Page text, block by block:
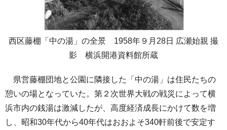
西区藤棚「中の湯」の全景 1958年９月28日 広瀬始親 撮
影 横浜開港資料館所蔵
県営藤棚団地と公園に隣接した「中の湯」は住民たちの
憩いの場となっていた。第２次世界大戦の戦災によって横
浜市内の銭湯は激減したが、高度経済成長にかけて数を増
し、昭和30年代から40年代はおおよそ340軒前後で安定す